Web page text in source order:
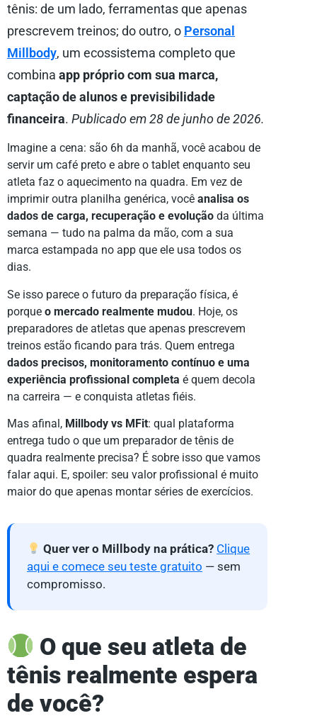
tênis: de um lado, ferramentas que apenas
prescrevem treinos; do outro, o Personal
Millbody, um ecossistema completo que
combina app próprio com sua marca,
captação de alunos e previsibilidade
financeira. Publicado em 28 de junho de 2026.
Imagine a cena: são 6h da manhã, você acabou de
servir um café preto e abre o tablet enquanto seu
atleta faz o aquecimento na quadra. Em vez de
imprimir outra planilha genérica, você analisa os
dados de carga, recuperação e evolução da última
semana — tudo na palma da mão, com a sua
marca estampada no app que ele usa todos os
dias.
Se isso parece o futuro da preparação física, é
porque o mercado realmente mudou. Hoje, os
preparadores de atletas que apenas prescrevem
treinos estão ficando para trás. Quem entrega
dados precisos, monitoramento contínuo e uma
experiência profissional completa é quem decola
na carreira — e conquista atletas fiéis.
Mas afinal, Millbody vs MFit: qual plataforma
entrega tudo o que um preparador de tênis de
quadra realmente precisa? É sobre isso que vamos
falar aqui. E, spoiler: seu valor profissional é muito
maior do que apenas montar séries de exercícios.
Quer ver o Millbody na prática? Clique
aqui e comece seu teste gratuito — sem
compromisso.
O que seu atleta de
tênis realmente espera
de você?